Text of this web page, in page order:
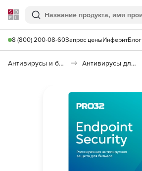
Softline
Поиск
8 (800) 200-08-60Запрос ценыИнферитБлог
Антивирусы и безопасность Антивирусы для организаций